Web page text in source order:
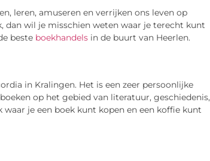
leren, amuseren en verrijken ons leven op
dan wil je misschien weten waar je terecht kunt
beste boekhandels in de buurt van Heerlen.
in Kralingen. Het is een zeer persoonlijke
op het gebied van literatuur, geschiedenis,
waar je een boek kunt kopen en een koffie kunt